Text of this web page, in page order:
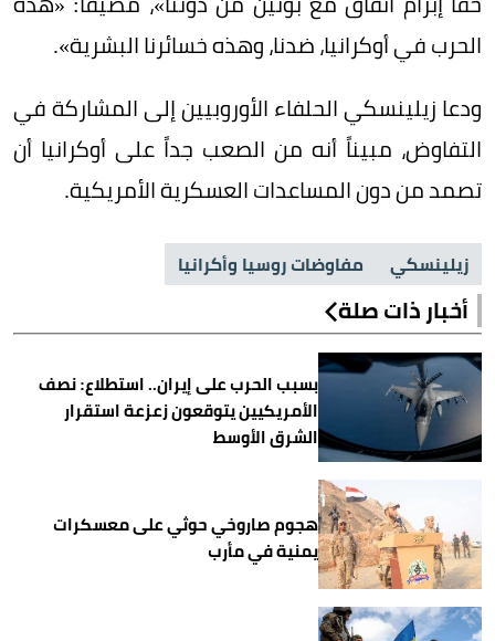
الحرب في أوكرانيا، ضدنا، وهذه خسائرنا البشرية».
ودعا زيلينسكي الحلفاء الأوروبيين إلى المشاركة في
التفاوض، مبيناً أنه من الصعب جداً على أوكرانيا أن
تصمد من دون المساعدات العسكرية الأمريكية.
زيلينسكي مفاوضات روسيا وأكرانيا
أخبار ذات صلة
بسبب الحرب على إيران.. استطلاع: نصف
الأمريكيين يتوقعون زعزعة استقرار
الشرق الأوسط
هجوم صاروخي حوثي على معسكرات
يمنية في مأرب